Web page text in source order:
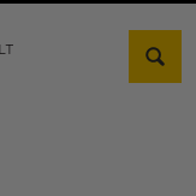
Suche